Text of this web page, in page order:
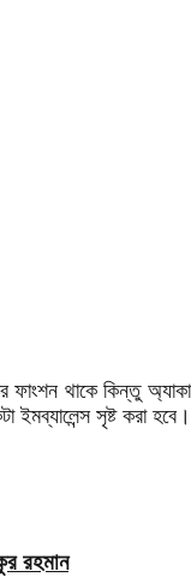
থাকে কিন্তু
ইমব্যালেন্স সৃষ্ট করা হবে।
রহমান